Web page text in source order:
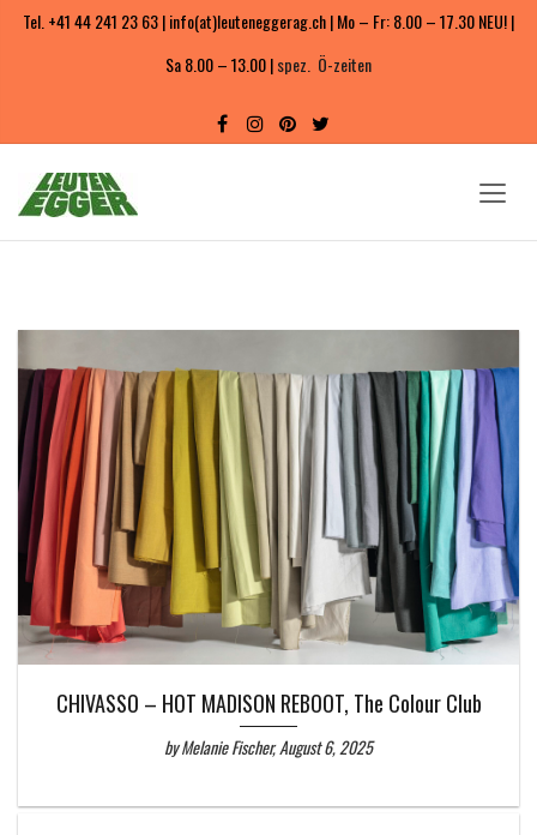
Tel. +41 44 241 23 63 | info(at)leuteneggerag.ch | Mo – Fr: 8.00 – 17.30 NEU! |
Sa 8.00 – 13.00 |spez. Ö-zeiten
CHIVASSO – HOT MADISON REBOOT, The Colour Club
by Melanie Fischer, August 6, 2025